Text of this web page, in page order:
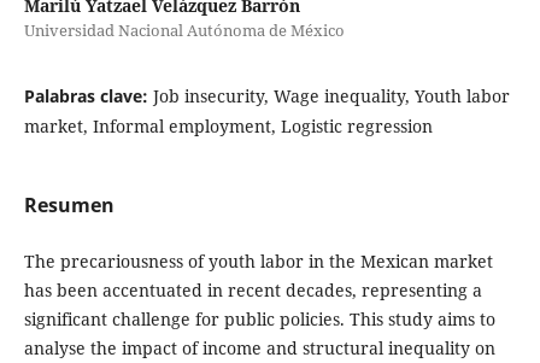
Marilú Yatzael Velázquez Barrón
Universidad Nacional Autónoma de México
Palabras clave: Job insecurity, Wage inequality, Youth labor
market, Informal employment, Logistic regression
Resumen
The precariousness of youth labor in the Mexican market
has been accentuated in recent decades, representing a
significant challenge for public policies. This study aims to
analyse the impact of income and structural inequality on